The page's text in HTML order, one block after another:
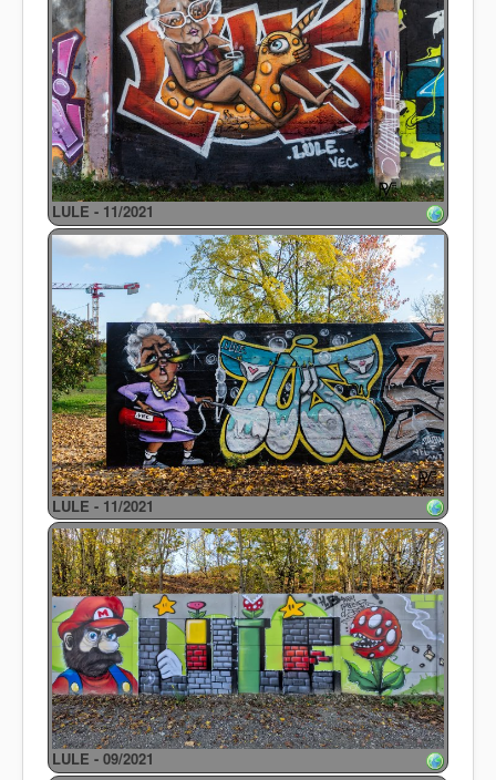
LULE - 11/2021
LULE - 11/2021
LULE - 09/2021